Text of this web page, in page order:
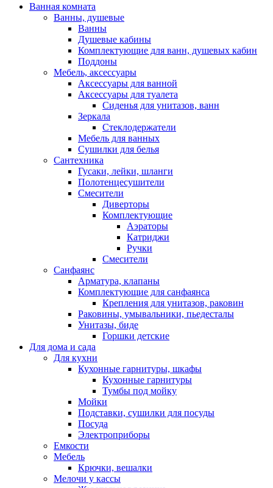
Ванная комната
Ванны, душевые
Ванны
Душевые кабины
Комплектующие для ванн, душевых кабин
Поддоны
Мебель, аксессуары
Аксессуары для ванной
Аксессуары для туалета
Сиденья для унитазов, ванн
Зеркала
Стеклодержатели
Мебель для ванных
Сушилки для белья
Сантехника
Гусаки, лейки, шланги
Полотенцесушители
Смесители
Диверторы
Комплектующие
Аэраторы
Катриджи
Ручки
Смесители
Санфаянс
Арматура, клапаны
Комплектующие для санфаянса
Крепления для унитазов, раковин
Раковины, умывальники, пьедесталы
Унитазы, биде
Горшки детские
Для дома и сада
Для кухни
Кухонные гарнитуры, шкафы
Кухонные гарнитуры
Тумбы под мойку
Мойки
Подставки, сушилки для посуды
Посуда
Электроприборы
Емкости
Мебель
Крючки, вешалки
Мелочи у кассы